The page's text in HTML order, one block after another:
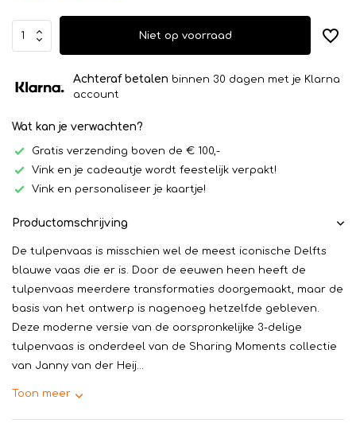
Niet op voorraad
Achteraf betalen binnen 30 dagen met je Klarna
account
Wat kan je verwachten?
Gratis verzending boven de € 100,-
Vink en je cadeautje wordt feestelijk verpakt!
Vink en personaliseer je kaartje!
Productomschrijving
De tulpenvaas is misschien wel de meest iconische Delfts
blauwe vaas die er is. Door de eeuwen heen heeft de
tulpenvaas meerdere transformaties doorgemaakt, maar de
basis van het ontwerp is nagenoeg hetzelfde gebleven.
Deze moderne versie van de oorspronkelijke 3-delige
tulpenvaas is onderdeel van de Sharing Moments collectie
van Janny van der Heij...
Toon meer